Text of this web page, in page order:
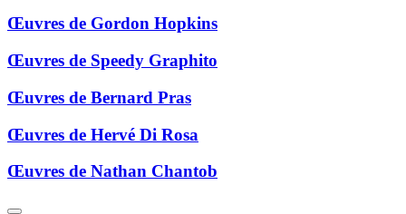
Œuvres de Gordon Hopkins
Œuvres de Speedy Graphito
Œuvres de Bernard Pras
Œuvres de Hervé Di Rosa
Œuvres de Nathan Chantob